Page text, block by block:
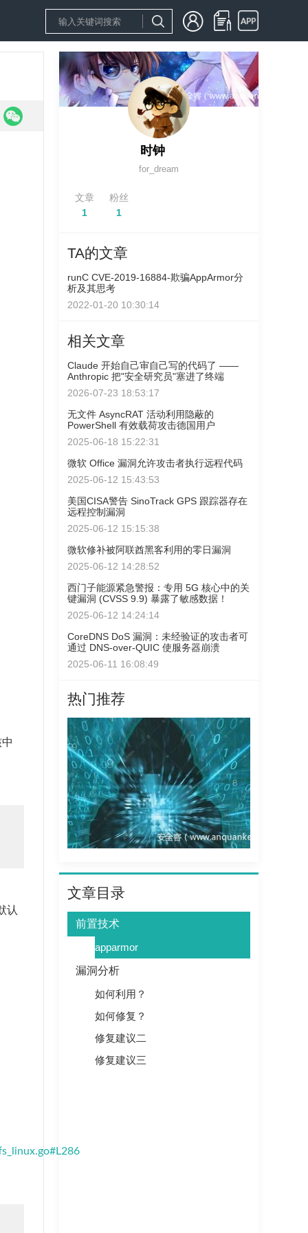
认
时钟
for_dream
文章
1
粉丝
1
TA的文章
runC CVE-2019-16884-欺骗AppArmor分
析及其思考
2022-01-20 10:30:14
相关文章
Claude 开始自己审自己写的代码了 ——
Anthropic 把"安全研究员"塞进了终端
2026-07-23 18:53:17
无文件 AsyncRAT 活动利用隐蔽的
PowerShell 有效载荷攻击德国用户
2025-06-18 15:22:31
微软 Office 漏洞允许攻击者执行远程代码
2025-06-12 15:43:53
美国CISA警告 SinoTrack GPS 跟踪器存在
远程控制漏洞
2025-06-12 15:15:38
微软修补被阿联酋黑客利用的零日漏洞
2025-06-12 14:28:52
西门子能源紧急警报：专用 5G 核心中的关
键漏洞 (CVSS 9.9) 暴露了敏感数据！
2025-06-12 14:24:14
CoreDNS DoS 漏洞：未经验证的攻击者可
通过 DNS-over-QUIC 使服务器崩溃
2025-06-11 16:08:49
热门推荐
文章目录
前置技术
apparmor
漏洞分析
如何利用？
如何修复？
修复建议二
修复建议三